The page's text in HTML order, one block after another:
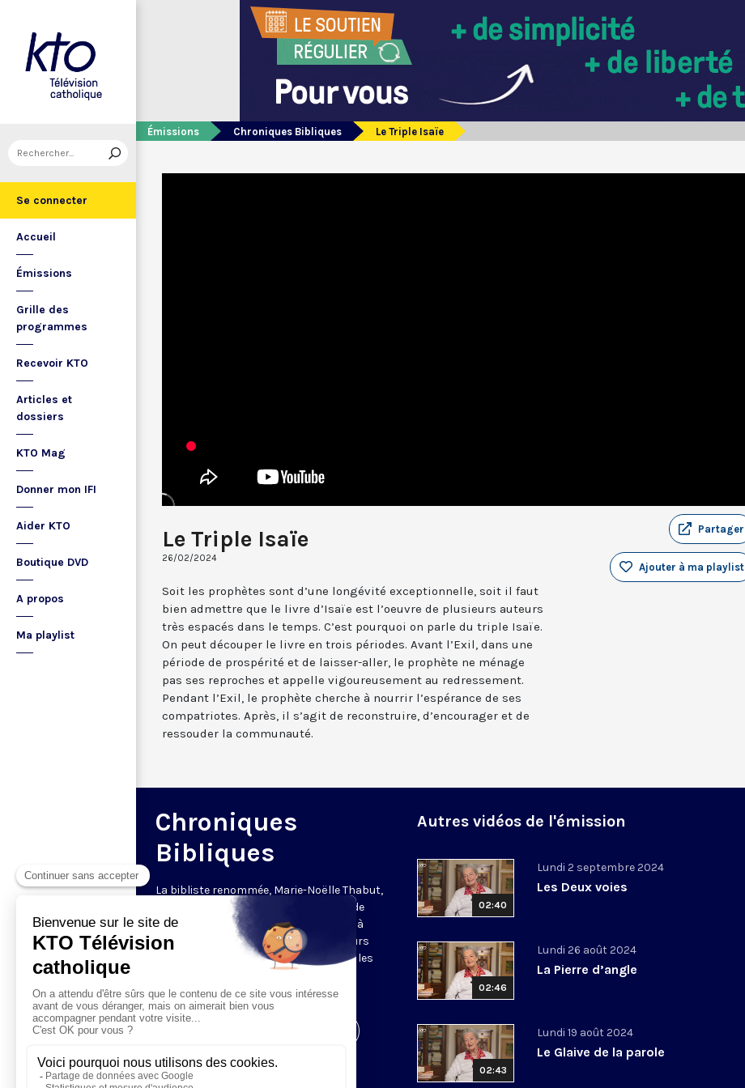
Se connecter
Accueil
Émissions
Grille des
programmes
Recevoir KTO
Articles et
dossiers
KTO Mag
Donner mon IFI
Aider KTO
Boutique DVD
A propos
Ma playlist
Émissions Chroniques Bibliques Le Triple Isaïe
Le Triple Isaïe
26/02/2024
Partager
Ajouter à ma playlist
Soit les prophètes sont d’une longévité exceptionnelle, soit il faut
bien admettre que le livre d’Isaïe est l’oeuvre de plusieurs auteurs
très espacés dans le temps. C’est pourquoi on parle du triple Isaïe.
On peut découper le livre en trois périodes. Avant l’Exil, dans une
période de prospérité et de laisser-aller, le prophète ne ménage
pas ses reproches et appelle vigoureusement au redressement.
Pendant l’Exil, le prophète cherche à nourrir l’espérance de ses
compatriotes. Après, il s’agit de reconstruire, d’encourager et de
ressouder la communauté.
Chroniques
Bibliques
La bibliste renommée, Marie-Noëlle Thabut,
traduit et médite les psaumes depuis de
nombreuses années sur KTO. Elle livre à
présent tous leurs sucs, développe leurs
thèmes transversaux, leurs liens avec les
épisodes bibliques.
Autres vidéos de l'émission
02:40
Lundi 2 septembre 2024
Les Deux voies
02:46
Lundi 26 août 2024
La Pierre d’angle
02:43
Lundi 19 août 2024
Le Glaive de la parole